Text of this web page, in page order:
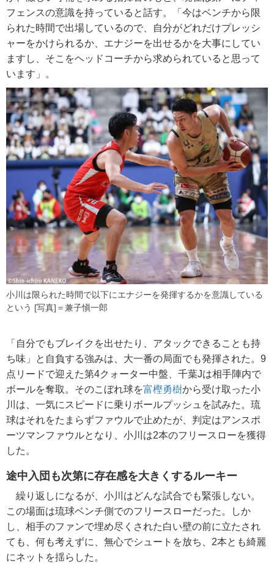
フェンスの意識を持っていると話す。「今はベンチから限
られた時間で出場しているので、自分がどれだけプレッシ
ャーをかけられるか、エナジーを出せるかを大事にしてい
ますし、そこをヘッドコーチから求められていると思って
います」。
小川は限られた時間で以下にエナジーを発揮するかを意識している
という [写真]＝兼子愼一郎
「自分でもブレイクを出せたり、アタックできることも持
ち味」と自負する強みは、大一番の局面でも発揮された。9
点リードで迎えた第4クォーター中盤、千葉Jは相手陣内で
ボールを奪取。そのこぼれ球を富樫勇樹から受け取った小
川は、一気にスピードに乗りボールプッシュを試みた。琉
球はそれをたまらずファウルで止めたが、判定はアンスポ
ーツマンファウルとなり、小川は2本のフリースローを獲得
した。
途中入団も次第に存在感を大きくするルーキー
繰り返しになるが、小川はどんな試合でも緊張しない。
この場面は琉球ベンチ側でのフリースローだった。しか
し、相手のファンで埋め尽くされた白い壁の前に立たされ
ても、何も考えずに、無心でシュートを放ち、2本とも綺麗
にネットを揺らした。